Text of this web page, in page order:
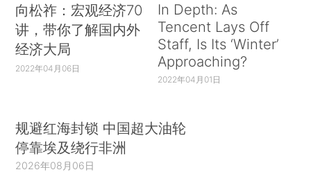
都曾紧盯腐败问题。追求清廉的纯洁政府，要求他
们对腐败如何扭曲政府有所认识。他们对腐败的思
考涉及君主和民众的道德与伦理观，司法系统和政
治制度的特征等。在17世纪后期到18世纪早期，一
败”(systematic corruption)——在英国成型，并传
至美洲殖民地和法国。在认识到这一社会弊病后，
三个国家都花了一个世纪乃至更长时间来设计和实
向松祚：宏观经济70
讲，带你了解国内外
经济大局
2022年04月06日
In Depth: As
Tencent Lays Off
Staff, Is Its ‘Winter’
Approaching?
2022年04月01日
规避红海封锁 中国超大油轮
停靠埃及绕行非洲
2026年08月06日